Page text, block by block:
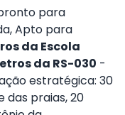
para
Apto para
da Escola
da RS-030 -
estratégica: 30
das praias, 20